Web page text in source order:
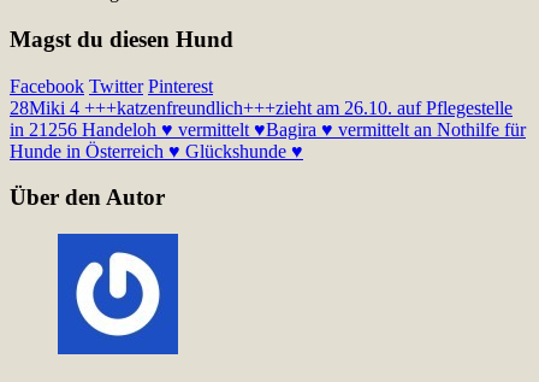
Magst du diesen Hund
Facebook Twitter Pinterest
28Miki 4 +++katzenfreundlich+++zieht am 26.10. auf Pflegestelle
in 21256 Handeloh ♥ vermittelt ♥Bagira ♥ vermittelt an Nothilfe für
Hunde in Österreich ♥ Glückshunde ♥
Über den Autor